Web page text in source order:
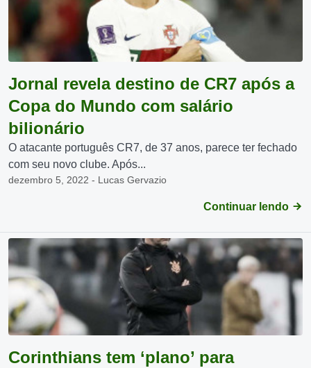
Jornal revela destino de CR7 após a
Copa do Mundo com salário
bilionário
O atacante português CR7, de 37 anos, parece ter fechado
com seu novo clube. Após...
dezembro 5, 2022 - Lucas Gervazio
Continuar lendo
Corinthians tem ‘plano’ para